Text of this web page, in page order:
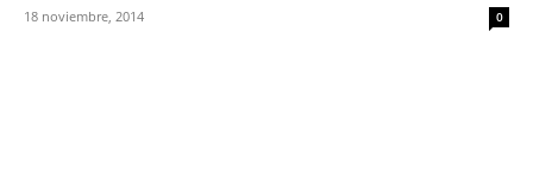
18 noviembre, 2014 0